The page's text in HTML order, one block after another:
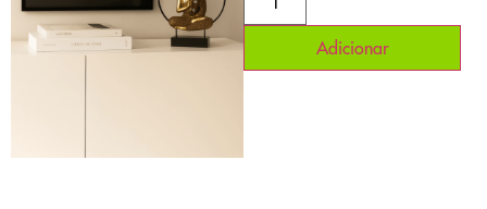
Adicionar